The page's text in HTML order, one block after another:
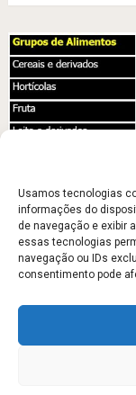
Usamos tecnologias
informações do
de navegação e exibir
essas tecnologias
navegação ou IDs
consentimento pode
Alimentação,
Setembro 21,